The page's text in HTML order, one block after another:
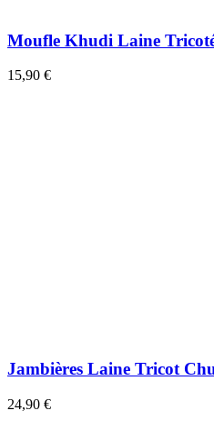
Moufle Khudi Laine
15,90 €
Jambières Laine Tricot
24,90 €